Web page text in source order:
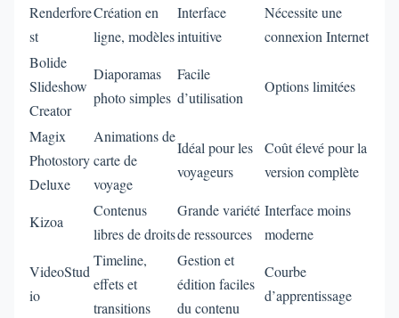
Renderfore
st
Création en
ligne, modèles
Interface
intuitive
Nécessite une
connexion Internet
Bolide
Slideshow
Creator
Diaporamas
photo simples
Facile
d’utilisation
Options limitées
Magix
Photostory
Deluxe
Animations de
carte de
voyage
Idéal pour les
voyageurs
Coût élevé pour la
version complète
Kizoa
Contenus
libres de droits
Grande variété
de ressources
Interface moins
moderne
VideoStud
io
Timeline,
effets et
transitions
Gestion et
édition faciles
du contenu
Courbe
d’apprentissage